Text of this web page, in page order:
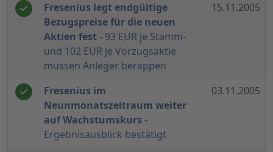
Fresenius legt endgültige
Bezugspreise für die neuen
Aktien fest - 93 EUR je Stamm-
und 102 EUR je Vorzugsaktie
müssen Anleger berappen
15.11.2005
Fresenius im
Neunmonatszeitraum weiter
auf Wachstumskurs -
Ergebnisausblick bestätigt
03.11.2005